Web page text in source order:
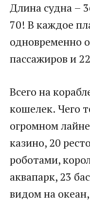
Длина судна –
70! В каждое
одновременно
пассажиров и
Всего на
кошелек. Чего
огромном
казино, 20
роботами,
аквапарк, 23
видом на